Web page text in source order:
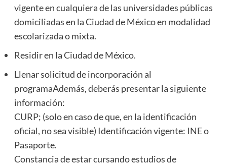
vigente en cualquiera de las universidades públicas
domiciliadas en la Ciudad de México en modalidad
escolarizada o mixta.
Residir en la Ciudad de México.
Llenar solicitud de incorporación al
programaAdemás, deberás presentar la siguiente
información:
CURP; (solo en caso de que, en la identificación
oficial, no sea visible) Identificación vigente: INE o
Pasaporte.
Constancia de estar cursando estudios de